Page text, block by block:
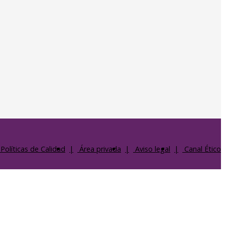
Políticas de Calidad Área privada Aviso legal Canal Ético